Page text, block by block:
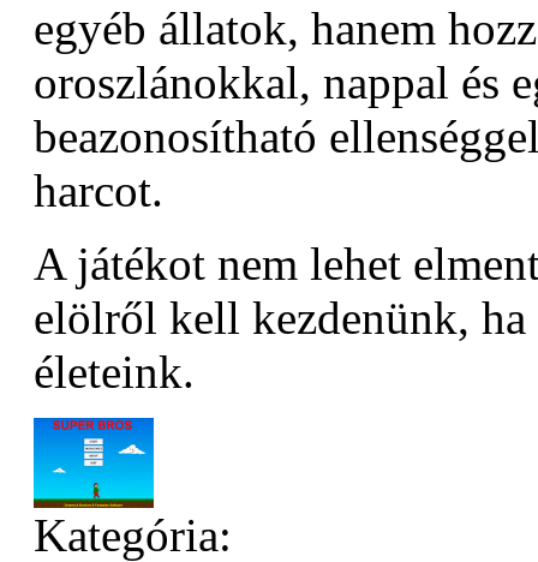
egyéb állatok, hanem
oroszlánokkal, nappal és
beazonosítható
harcot.
A játékot nem lehet
elölről kell kezdenünk,
életeink.
Kategória: